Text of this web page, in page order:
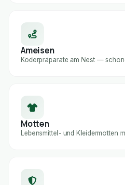
Ameisen
Köderpräparate am Nest —
Motten
Lebensmittel- und Kleidermotten